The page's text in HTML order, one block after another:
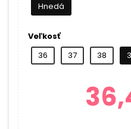
Hnedá
Veľkosť
36
37 38